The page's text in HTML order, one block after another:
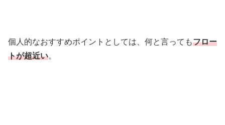
個人的なおすすめポイントとしては、何と言ってもフロー
トが超近い。